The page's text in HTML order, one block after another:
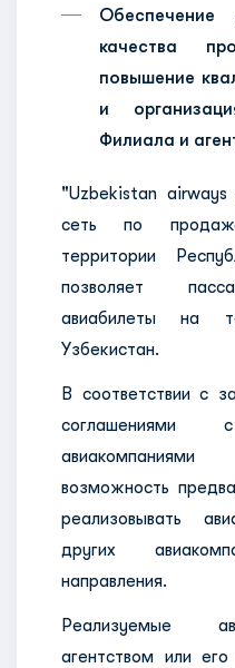
качества
повышение
и
Филиала и
"Uzbekistan airways
сеть по
территории
позволяет
авиабилеты на
Узбекистан.
В соответствии с
соглашениями
возможность
реализовывать
других
направления.
Реализуемые
агентством или